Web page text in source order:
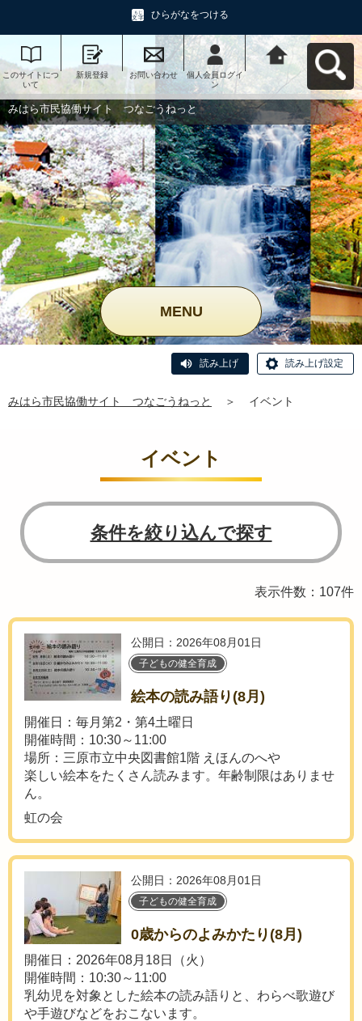
ひらがなをつける
このサイトにつ
いて
新規登録 お問い合わせ
個人会員ログイ
ン
みはら市民協働
サイト つなご
うねっとへ戻る
みはら市民協働サイト つなごうねっと
MENU
読み上げ 読み上げ設定
みはら市民協働サイト つなごうねっと ＞ イベント
イベント
条件を絞り込んで探す
表示件数：107件
公開日：2026年08月01日
子どもの健全育成
絵本の読み語り(8月)
開催日：毎月第2・第4土曜日
開催時間：10:30～11:00
場所：三原市立中央図書館1階 えほんのへや
楽しい絵本をたくさん読みます。年齢制限はありませ
ん。
虹の会
公開日：2026年08月01日
子どもの健全育成
0歳からのよみかたり(8月)
開催日：2026年08月18日（火）
開催時間：10:30～11:00
乳幼児を対象とした絵本の読み語りと、わらべ歌遊び
や手遊びなどをおこないます。